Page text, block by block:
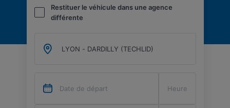
Restituer le véhicule dans une agence
différente